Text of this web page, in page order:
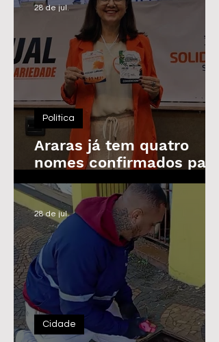
Araras já tem quatro
nomes confirmados para
as Eleições de 2026
Política
28 de jul.
Cidade
28 de jul.